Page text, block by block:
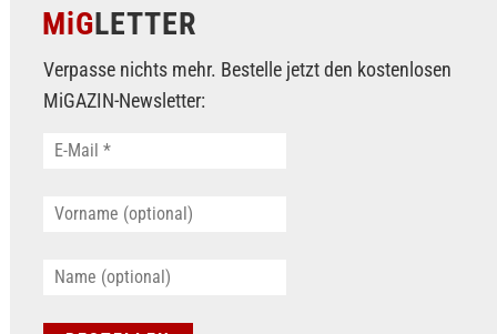
MiGLETTER
Verpasse nichts mehr. Bestelle jetzt den kostenlosen
MiGAZIN-Newsletter: